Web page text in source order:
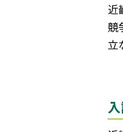
近
競
立